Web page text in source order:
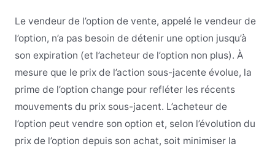
Le vendeur de l’option de vente, appelé le vendeur de
l’option, n’a pas besoin de détenir une option jusqu’à
son expiration (et l’acheteur de l’option non plus). À
mesure que le prix de l’action sous-jacente évolue, la
prime de l’option change pour refléter les récents
mouvements du prix sous-jacent. L’acheteur de
l’option peut vendre son option et, selon l’évolution du
prix de l’option depuis son achat, soit minimiser la